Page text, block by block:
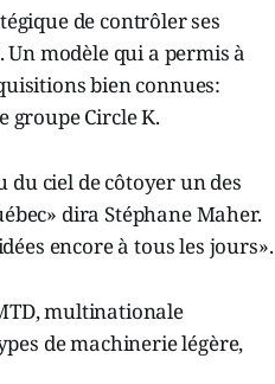
de contrôler ses
Un modèle qui a permis à
bien connues:
groupe Circle K.
du ciel de côtoyer un des
dira Stéphane Maher.
encore à tous les jours».
multinationale
de machinerie légère,